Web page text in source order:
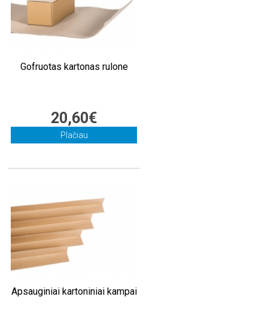
Gofruotas kartonas rulone
20,60€
Plačiau
Apsauginiai kartoniniai kampai